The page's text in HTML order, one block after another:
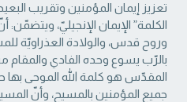
تعزيز إيمان المؤمنين وتقريب
‏الكلمة” الإيمان الإنجيليّ، ويتضمّن:
وروح قدس، والولادة العذراويّة
بالرّب يسوع وحده الفادي والمقام
‏المقدّس هو كلمة الله الموحى بها
جميع المؤمنين بالمسيح، وأنّ